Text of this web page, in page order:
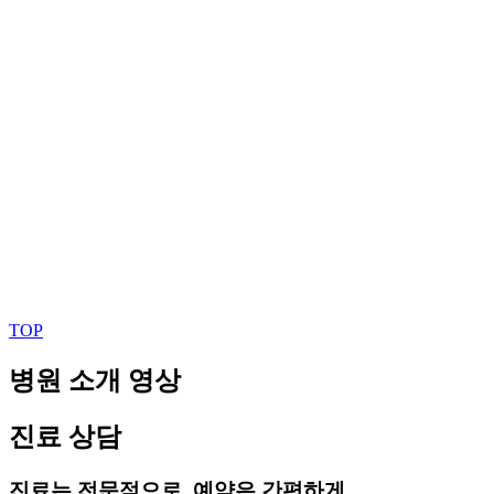
TOP
병원 소개 영상
진료 상담